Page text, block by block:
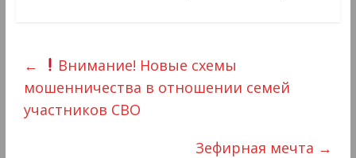
←
Внимание! Новые схемы
мошенничества в отношении семей
участников СВО
Зефирная мечта →